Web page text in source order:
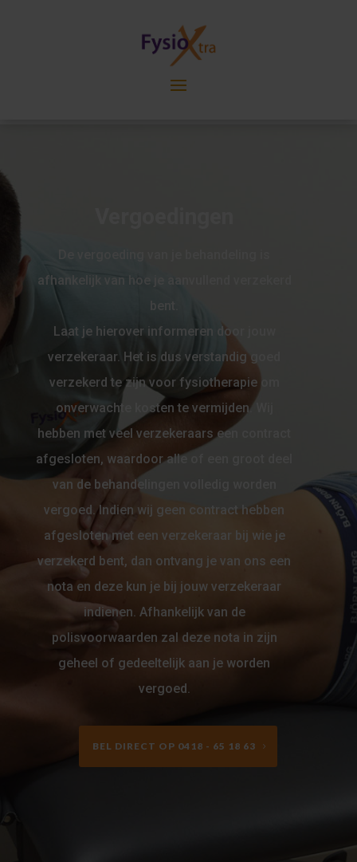
afhankelijk van hoe je aanvullend verzekerd
Laat je hierover informeren door jouw
verzekeraar. Het is dus verstandig goed
verzekerd te zijn voor fysiotherapie om
onverwachte kosten te vermijden. Wij
hebben met veel verzekeraars een contract
afgesloten, waardoor alle of een groot deel
van de behandelingen volledig worden
vergoed. Indien wij geen contract hebben
afgesloten met een verzekeraar bij wie je
verzekerd bent, dan ontvang je van ons een
nota en deze kun je bij jouw verzekeraar
indienen. Afhankelijk van de
polisvoorwaarden zal deze nota in zijn
geheel of gedeeltelijk aan je worden
vergoed.
BEL DIRECT OP 0418 - 65 18 63